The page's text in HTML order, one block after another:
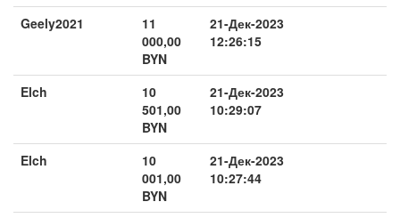
Geely2021
11
000,00
BYN
21-Дек-2023
12:26:15
Elch
10
501,00
BYN
21-Дек-2023
10:29:07
Elch
10
001,00
BYN
21-Дек-2023
10:27:44